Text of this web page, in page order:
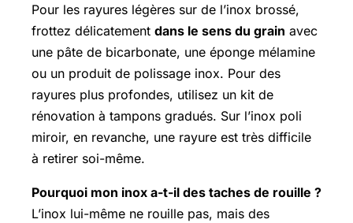
Pour les rayures légères sur de l’inox brossé,
frottez délicatement dans le sens du grain avec
une pâte de bicarbonate, une éponge mélamine
ou un produit de polissage inox. Pour des
rayures plus profondes, utilisez un kit de
rénovation à tampons gradués. Sur l’inox poli
miroir, en revanche, une rayure est très difficile
à retirer soi-même.
Pourquoi mon inox a-t-il des taches de rouille ?
L’inox lui-même ne rouille pas, mais des